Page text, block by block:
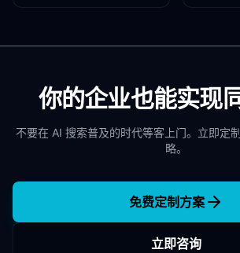
你的企业也能实现
不要在 AI 搜索普及的时代等客上门。立即定
略。
免费定制方案
立即咨询